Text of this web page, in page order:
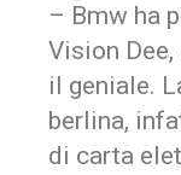
– Bmw ha
Vision Dee,
il geniale.
berlina,
di carta